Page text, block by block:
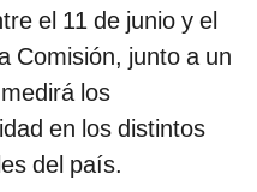
el 11 de junio y el
Comisión, junto a un
los
en los distintos
del país.